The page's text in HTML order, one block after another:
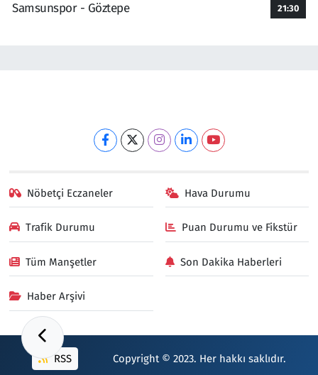
Samsunspor - Göztepe
21:30
Nöbetçi Eczaneler Hava Durumu
Trafik Durumu Puan Durumu ve Fikstür
Tüm Manşetler Son Dakika Haberleri
Haber Arşivi
RSS Copyright © 2023. Her hakkı saklıdır.